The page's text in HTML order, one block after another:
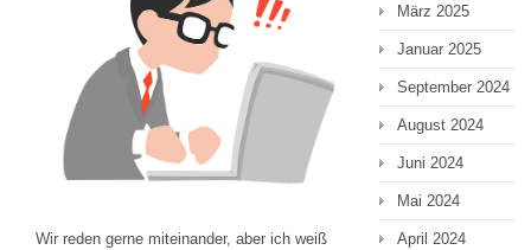
Wir reden gerne miteinander, aber ich weiß
März 2025
Januar 2025
September 2024
August 2024
Juni 2024
Mai 2024
April 2024